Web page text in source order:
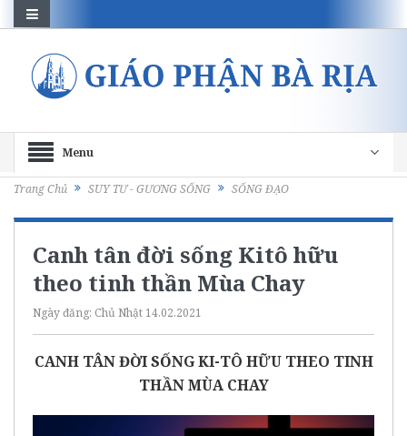
Menu
Trang Chủ SUY TƯ - GƯƠNG SỐNG SỐNG ĐẠO
Canh tân đời sống Kitô hữu
theo tinh thần Mùa Chay
Ngày đăng: Chủ Nhật 14.02.2021
CANH TÂN ĐỜI SỐNG KI-TÔ HỮU THEO TINH
THẦN MÙA CHAY